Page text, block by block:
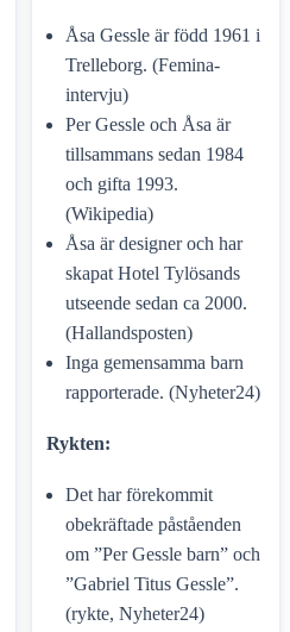
Åsa Gessle är född 1961 i
Trelleborg. (Femina-
intervju)
Per Gessle och Åsa är
tillsammans sedan 1984
och gifta 1993.
(Wikipedia)
Åsa är designer och har
skapat Hotel Tylösands
utseende sedan ca 2000.
(Hallandsposten)
Inga gemensamma barn
rapporterade. (Nyheter24)
Rykten:
Det har förekommit
obekräftade påståenden
om ”Per Gessle barn” och
”Gabriel Titus Gessle”.
(rykte, Nyheter24)